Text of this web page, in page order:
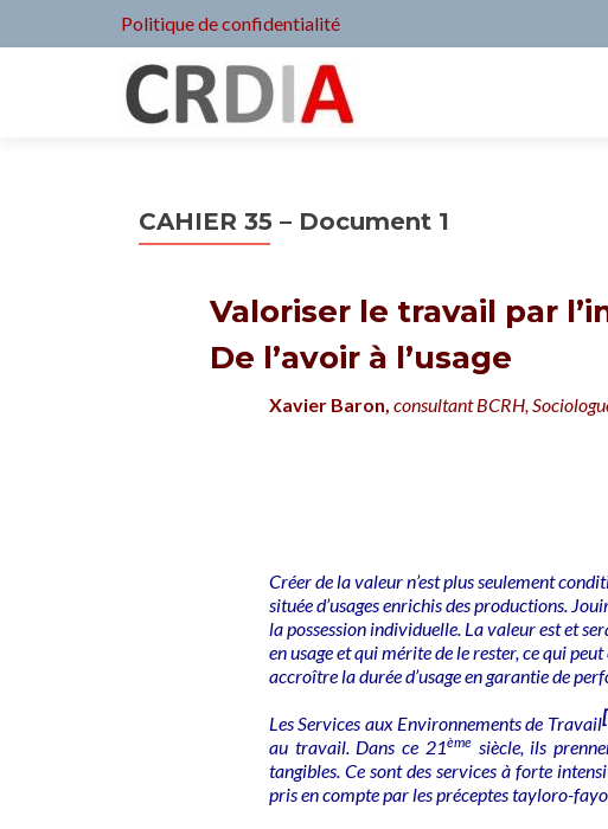
Politique de confidentialité
CAHIER 35 – Document 1
Valoriser le travail par
De l’avoir à l’usage
Xavier Baron, consultant BCRH,
Créer de la valeur n’est plus seulement
située d’usages enrichis des productions.
la possession individuelle. La valeur est et
en usage et qui mérite de le rester, ce qui
accroître la durée d’usage en garantie de
Les Services aux Environnements de Travail
au travail. Dans ce 21èmesiècle, ils
tangibles. Ce sont des services à forte
pris en compte par les préceptes tayloro-